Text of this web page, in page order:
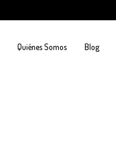
Quiénes Somos Blog